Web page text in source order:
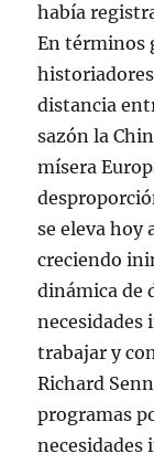
había
En términos
distancia
sazón la
mísera
se eleva hoy
creciendo
dinámica de
necesidades
trabajar y
Richard
programas
necesidades